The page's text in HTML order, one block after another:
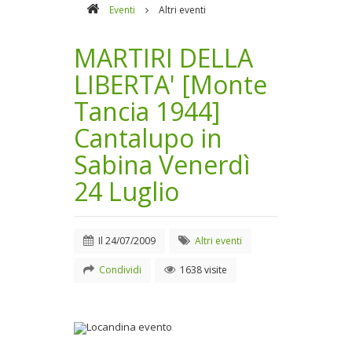
Eventi Altri eventi
MARTIRI DELLA
LIBERTA' [Monte
Tancia 1944]
Cantalupo in
Sabina Venerdì
24 Luglio
Il 24/07/2009 Altri eventi
Condividi 1638 visite